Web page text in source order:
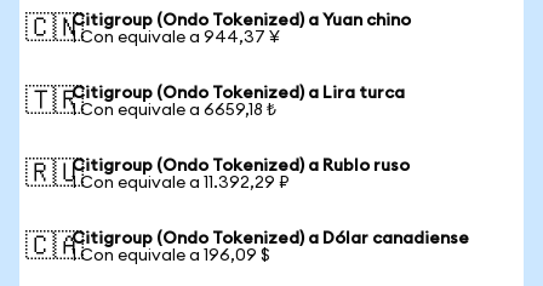
🇨🇳Citigroup (Ondo Tokenized) a Yuan chino
1 Con equivale a 944,37 ¥
🇹🇷Citigroup (Ondo Tokenized) a Lira turca
1 Con equivale a 6659,18 ₺
🇷🇺Citigroup (Ondo Tokenized) a Rublo ruso
1 Con equivale a 11.392,29 ₽
🇨🇦Citigroup (Ondo Tokenized) a Dólar canadiense
1 Con equivale a 196,09 $